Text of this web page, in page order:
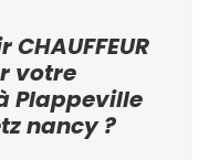
votre
Plappeville
nancy ?